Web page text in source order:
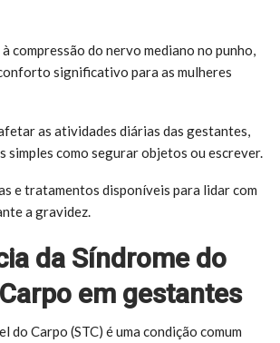
compressão do nervo mediano no punho,
significativo para as mulheres
as atividades diárias das gestantes,
como segurar objetos ou escrever.
e tratamentos disponíveis para lidar com
a gravidez.
da Síndrome do
em gestantes
do Carpo (STC) é uma condição comum